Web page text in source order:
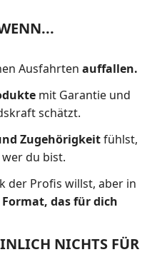
Ausfahrten auffallen.
mit Garantie und
schätzt.
Zugehörigkeitfühlst,
du bist.
der Profis willst, aber in
das für dich
NICHTS FÜR